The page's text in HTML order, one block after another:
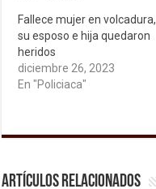
Fallece mujer en volcadura,
su esposo e hija quedaron
heridos
diciembre 26, 2023
En "Policiaca"
Artículos relacionados